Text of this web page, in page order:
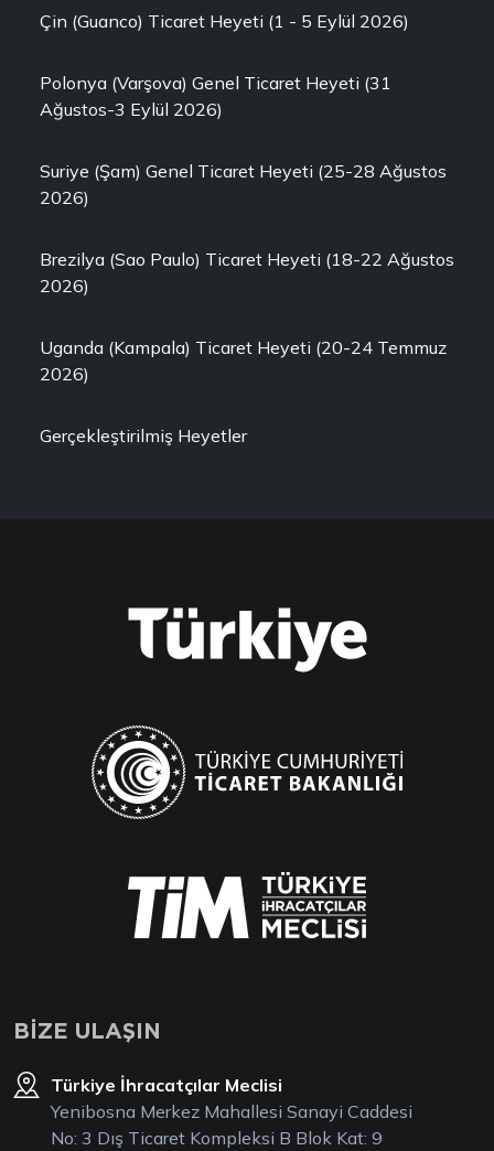
Çin (Guanco) Ticaret Heyeti (1 - 5 Eylül 2026)
Polonya (Varşova) Genel Ticaret Heyeti (31
Ağustos-3 Eylül 2026)
Suriye (Şam) Genel Ticaret Heyeti (25-28 Ağustos
2026)
Brezilya (Sao Paulo) Ticaret Heyeti (18-22 Ağustos
2026)
Uganda (Kampala) Ticaret Heyeti (20-24 Temmuz
2026)
Gerçekleştirilmiş Heyetler
BİZE ULAŞIN
Türkiye İhracatçılar Meclisi
Yenibosna Merkez Mahallesi Sanayi Caddesi
No: 3 Dış Ticaret Kompleksi B Blok Kat: 9